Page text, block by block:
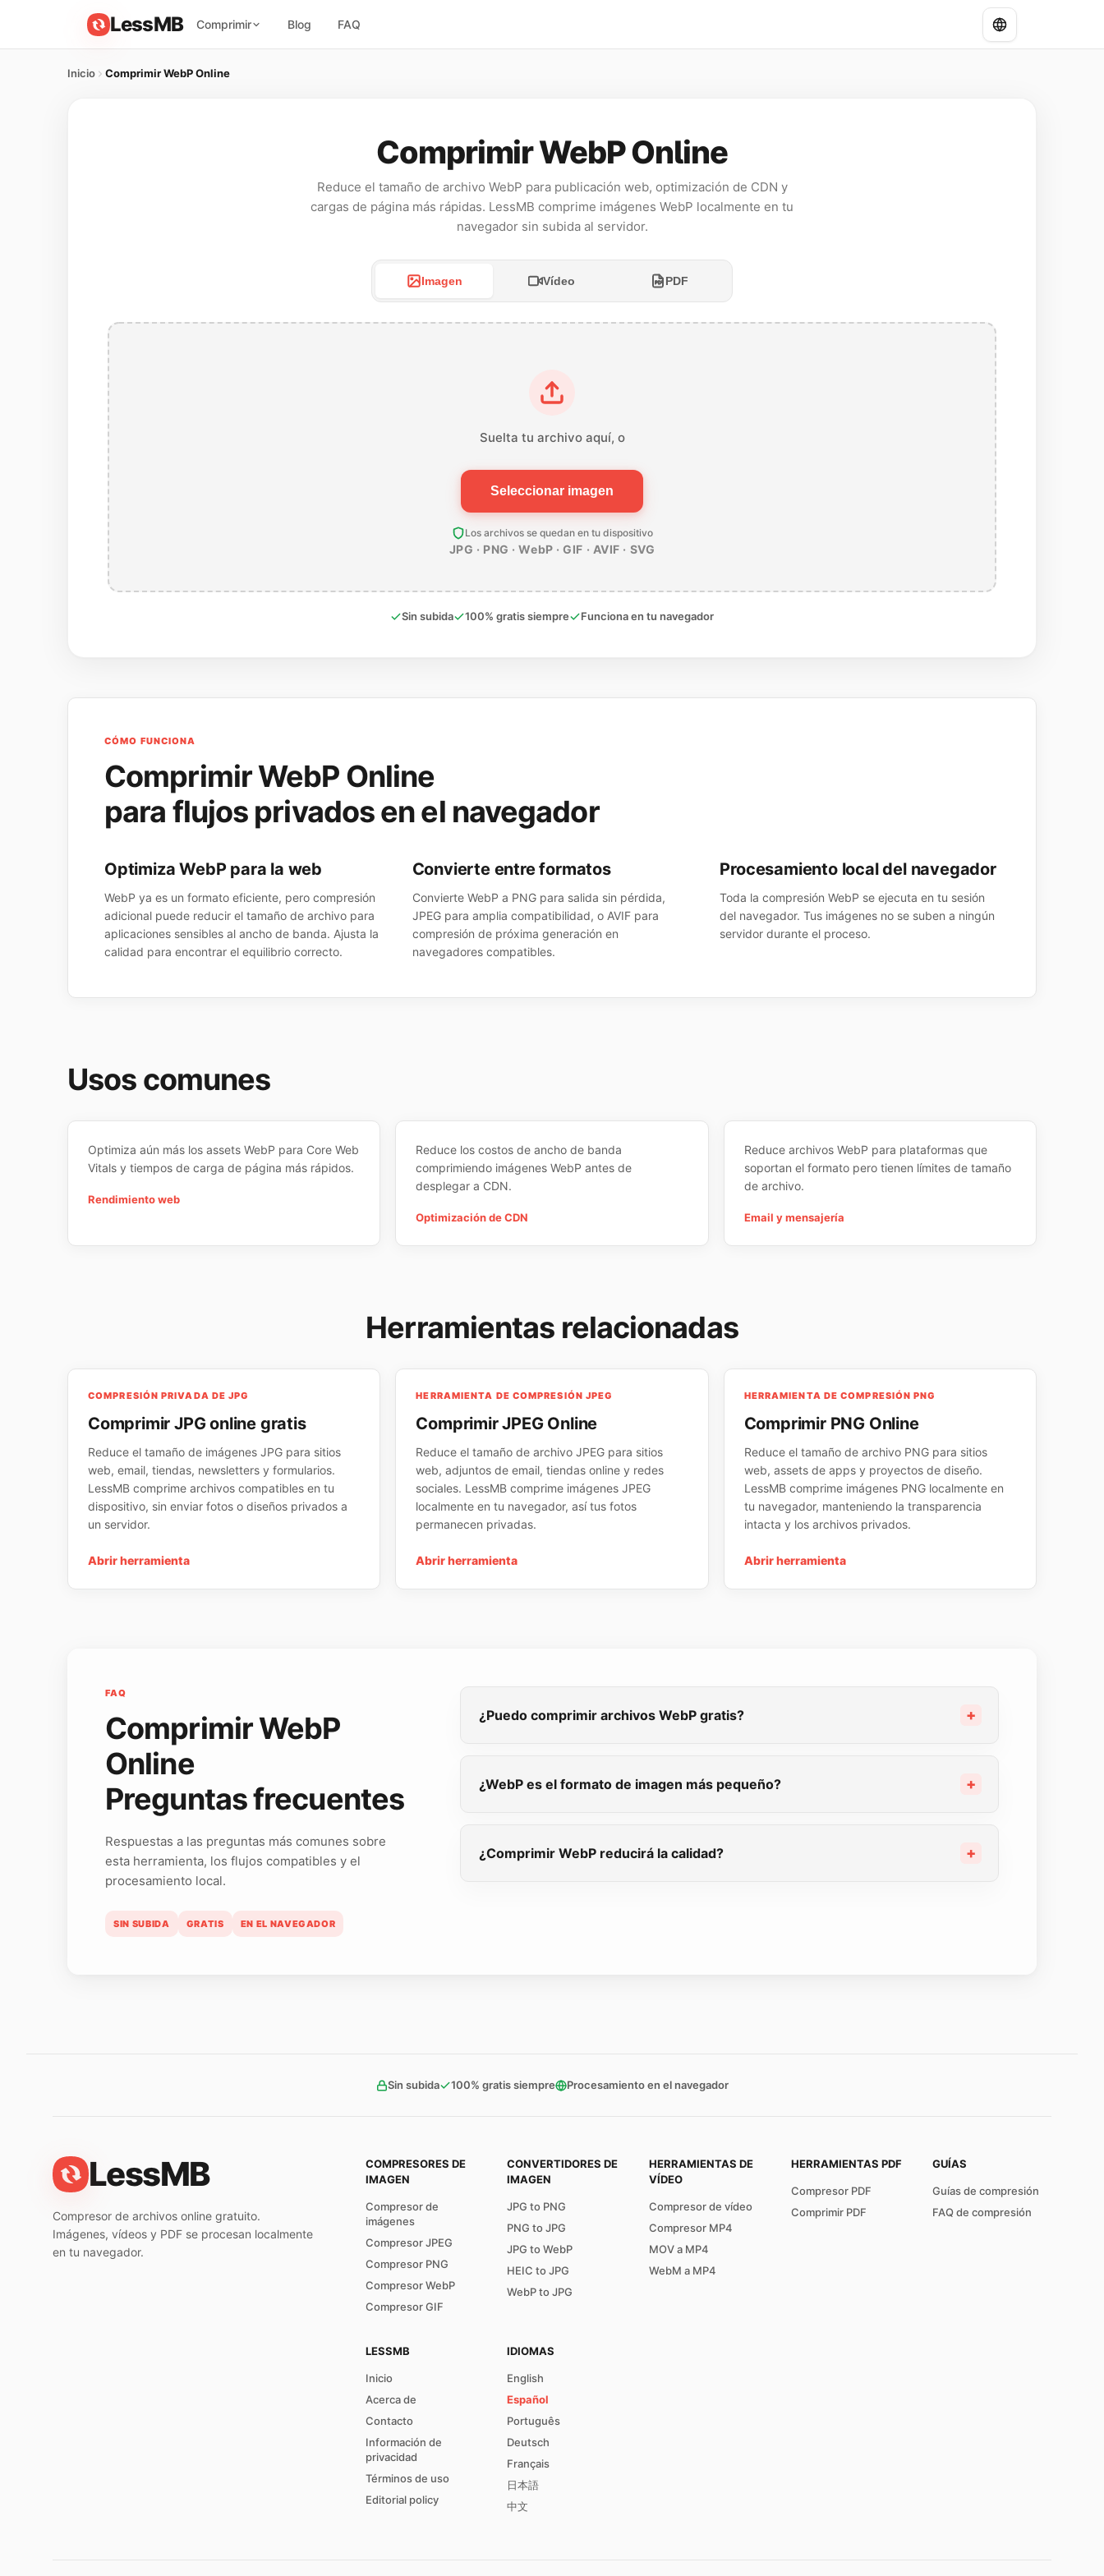
LessMB Comprimir Blog FAQ
Inicio Comprimir WebP Online
Comprimir WebP Online
Reduce el tamaño de archivo WebP para publicación web, optimización de CDN y
cargas de página más rápidas. LessMB comprime imágenes WebP localmente en tu
navegador sin subida al servidor.
Imagen Vídeo PDF
Suelta tu archivo aquí, o
Seleccionar imagen
Los archivos se quedan en tu dispositivo
JPG · PNG · WebP · GIF · AVIF · SVG
Sin subida 100% gratis siempre Funciona en tu navegador
CÓMO FUNCIONA
Comprimir WebP Online
para flujos privados en el navegador
Optimiza WebP para la web
WebP ya es un formato eficiente, pero compresión
adicional puede reducir el tamaño de archivo para
aplicaciones sensibles al ancho de banda. Ajusta la
calidad para encontrar el equilibrio correcto.
Convierte entre formatos
Convierte WebP a PNG para salida sin pérdida,
JPEG para amplia compatibilidad, o AVIF para
compresión de próxima generación en
navegadores compatibles.
Procesamiento local del navegador
Toda la compresión WebP se ejecuta en tu sesión
del navegador. Tus imágenes no se suben a ningún
servidor durante el proceso.
Usos comunes
Optimiza aún más los assets WebP para Core Web
Vitals y tiempos de carga de página más rápidos.
Rendimiento web
Reduce los costos de ancho de banda
comprimiendo imágenes WebP antes de
desplegar a CDN.
Optimización de CDN
Reduce archivos WebP para plataformas que
soportan el formato pero tienen límites de tamaño
de archivo.
Email y mensajería
Herramientas relacionadas
COMPRESIÓN PRIVADA DE JPG
Comprimir JPG online gratis
Reduce el tamaño de imágenes JPG para sitios
web, email, tiendas, newsletters y formularios.
LessMB comprime archivos compatibles en tu
dispositivo, sin enviar fotos o diseños privados a
un servidor.
Abrir herramienta
HERRAMIENTA DE COMPRESIÓN JPEG
Comprimir JPEG Online
Reduce el tamaño de archivo JPEG para sitios
web, adjuntos de email, tiendas online y redes
sociales. LessMB comprime imágenes JPEG
localmente en tu navegador, así tus fotos
permanecen privadas.
Abrir herramienta
HERRAMIENTA DE COMPRESIÓN PNG
Comprimir PNG Online
Reduce el tamaño de archivo PNG para sitios
web, assets de apps y proyectos de diseño.
LessMB comprime imágenes PNG localmente en
tu navegador, manteniendo la transparencia
intacta y los archivos privados.
Abrir herramienta
FAQ
Comprimir WebP
Online
Preguntas frecuentes
Respuestas a las preguntas más comunes sobre
esta herramienta, los flujos compatibles y el
procesamiento local.
SIN SUBIDA GRATIS EN EL NAVEGADOR
¿Puedo comprimir archivos WebP gratis?
¿WebP es el formato de imagen más pequeño?
¿Comprimir WebP reducirá la calidad?
Sin subida 100% gratis siempre Procesamiento en el navegador
LessMB
Compresor de archivos online gratuito.
Imágenes, vídeos y PDF se procesan localmente
en tu navegador.
COMPRESORES DE
IMAGEN
Compresor de
imágenes
Compresor JPEG
Compresor PNG
Compresor WebP
Compresor GIF
CONVERTIDORES DE
IMAGEN
JPG to PNG
PNG to JPG
JPG to WebP
HEIC to JPG
WebP to JPG
HERRAMIENTAS DE
VÍDEO
Compresor de vídeo
Compresor MP4
MOV a MP4
WebM a MP4
HERRAMIENTAS PDF
Compresor PDF
Comprimir PDF
GUÍAS
Guías de compresión
FAQ de compresión
LESSMB
Inicio
Acerca de
Contacto
Información de
privacidad
Términos de uso
Editorial policy
IDIOMAS
English
Español
Português
Deutsch
Français
日本語
中文